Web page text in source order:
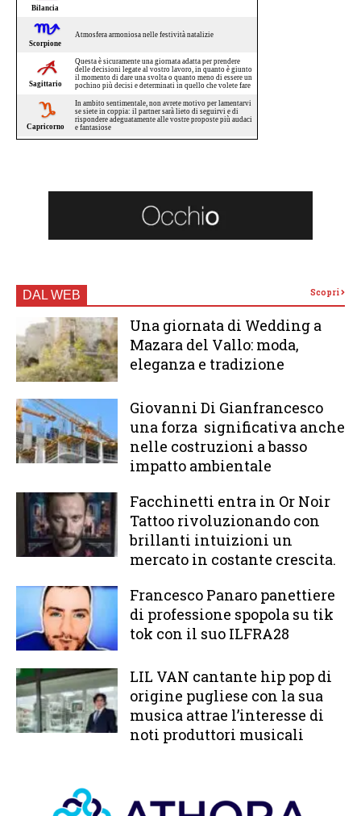
DAL WEB Scopri
Una giornata di Wedding a
Mazara del Vallo: moda,
eleganza e tradizione
Giovanni Di Gianfrancesco
una forza significativa anche
nelle costruzioni a basso
impatto ambientale
Facchinetti entra in Or Noir
Tattoo rivoluzionando con
brillanti intuizioni un
mercato in costante crescita.
Francesco Panaro panettiere
di professione spopola su tik
tok con il suo ILFRA28
LIL VAN cantante hip pop di
origine pugliese con la sua
musica attrae l’interesse di
noti produttori musicali